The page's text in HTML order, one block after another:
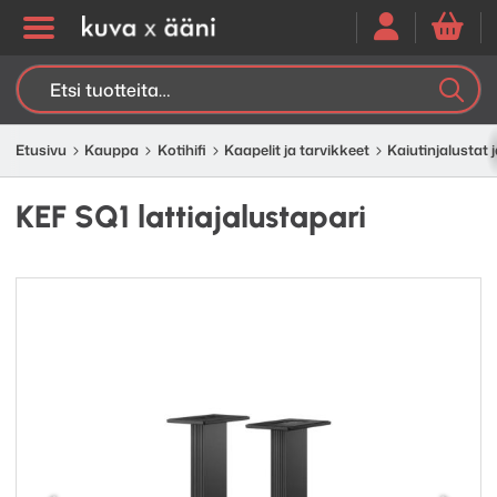
Etsi:
Etusivu Kauppa Kotihifi Kaapelit ja tarvikkeet Kaiutinjalustat
KEF SQ1 lattiajalustapari